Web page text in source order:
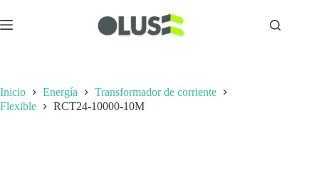
Inicio Energía
Transformador de corriente
Flexible
RCT24-10000-10M